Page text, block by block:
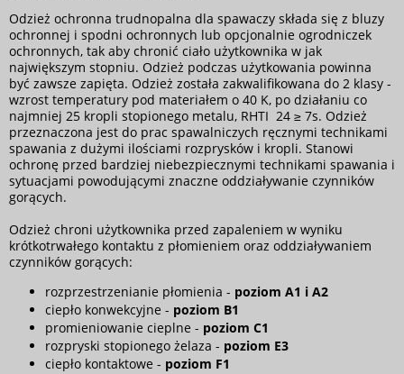
Odzież ochronna trudnopalna dla spawaczy składa się z bluzy
ochronnej i spodni ochronnych lub opcjonalnie ogrodniczek
ochronnych, tak aby chronić ciało użytkownika w jak
największym stopniu. Odzież podczas użytkowania powinna
być zawsze zapięta. Odzież została zakwalifikowana do 2 klasy -
wzrost temperatury pod materiałem o 40 K, po działaniu co
najmniej 25 kropli stopionego metalu, RHTI 24 ≥ 7s. Odzież
przeznaczona jest do prac spawalniczych ręcznymi technikami
spawania z dużymi ilościami rozprysków i kropli. Stanowi
ochronę przed bardziej niebezpiecznymi technikami spawania i
sytuacjami powodującymi znaczne oddziaływanie czynników
gorących.
Odzież chroni użytkownika przed zapaleniem w wyniku
krótkotrwałego kontaktu z płomieniem oraz oddziaływaniem
czynników gorących:
rozprzestrzenianie płomienia - poziom A1 i A2
ciepło konwekcyjne - poziom B1
promieniowanie cieplne - poziom C1
rozpryski stopionego żelaza - poziom E3
ciepło kontaktowe - poziom F1